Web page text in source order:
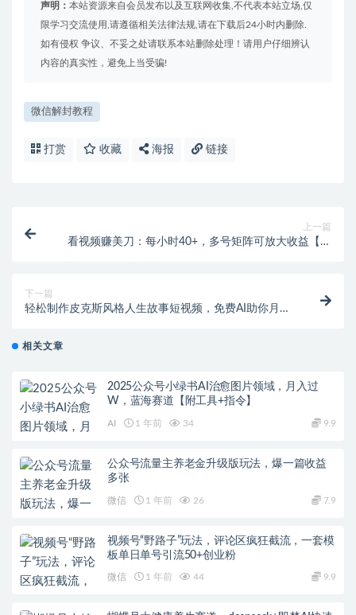
声明： 本站资源来自会员发布以及互联网收集,不代表本站立场,仅
限学习交流使用,请遵循相关法律法规,请在下载后24小时内删除.
如有侵权 争议、不妥之处请联系本站删除处理！请用户仔细辨认
内容的真实性，避免上当受骗!
微信解封教程
打赏 收藏 海报 链接
上一篇
看视频赚美刀：每小时40+，多号矩阵可放大收益【揭
下一篇
轻松制作皮克斯风格人生故事短视频，免费AI助你月入
相关文章
2025公众号小绿书AI治愈图片领域，月入过
W，蓝海赛道【附工具+指令】
AI 1 年前 34 9.9
公众号流量主养老金升级版玩法，爆一篇收益
多张
微信 1 年前 26 7.9
视频号“野路子”玩法，评论区疯狂截流，一套模
板单日单号引流50+创业粉
微信 1 年前 44 9.9